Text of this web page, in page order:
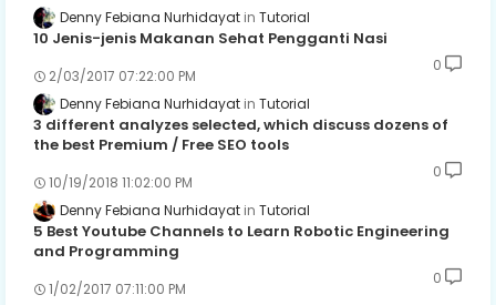
Denny Febiana Nurhidayat Tutorial
10 Jenis-jenis Makanan Sehat Pengganti Nasi
2/03/2017 07:22:00 PM
0
Denny Febiana Nurhidayat Tutorial
3 different analyzes selected, which discuss dozens of
the best Premium / Free SEO tools
10/19/2018 11:02:00 PM
0
Denny Febiana Nurhidayat Tutorial
5 Best Youtube Channels to Learn Robotic Engineering
and Programming
1/02/2017 07:11:00 PM
0